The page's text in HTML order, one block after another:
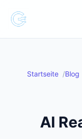
Startseite Blog
AI